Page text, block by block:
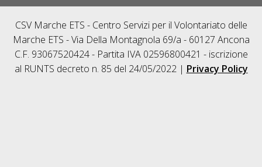
CSV Marche ETS - Centro Servizi per il Volontariato delle
Marche ETS - Via Della Montagnola 69/a - 60127 Ancona
C.F. 93067520424 - Partita IVA 02596800421 - iscrizione
al RUNTS decreto n. 85 del 24/05/2022 | Privacy Policy